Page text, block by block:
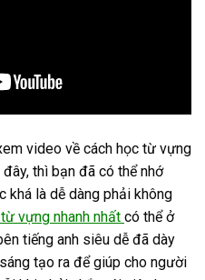
video về cách học từ vựng
thì bạn đã có thể nhớ
là dễ dàng phải không
vựng nhanh nhất có thể ở
tiếng anh siêu dễ đã dày
tạo ra để giúp cho người